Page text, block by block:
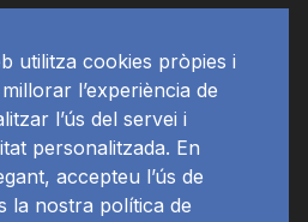
utilitza cookies pròpies i
l’experiència de
l’ús del servei i
personalitzada. En
accepteu l’ús de
la nostra política de